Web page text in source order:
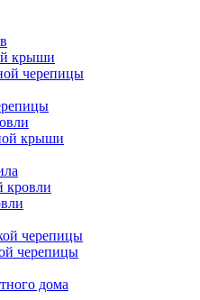
крыши
черепицы
крыши
кровли
черепицы
черепицы
дома